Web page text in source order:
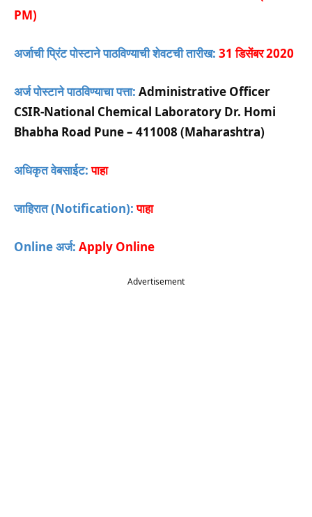
PM)
अर्जाची प्रिंट पोस्टाने पाठविण्याची शेवटची तारीख: 31 डिसेंबर 2020
अर्ज पोस्टाने पाठविण्याचा पत्ता: Administrative Officer
CSIR-National Chemical Laboratory Dr. Homi
Bhabha Road Pune – 411008 (Maharashtra)
अधिकृत वेबसाईट: पाहा
जाहिरात (Notification):पाहा
Online अर्ज: Apply Online
Advertisement